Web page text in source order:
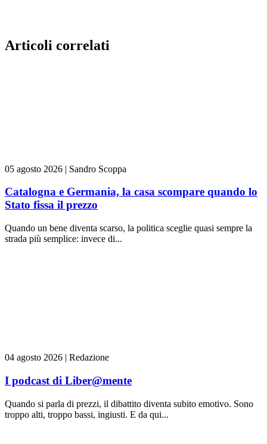
Articoli correlati
05 agosto 2026 | Sandro Scoppa
Catalogna e Germania, la casa scompare quando lo
Stato fissa il prezzo
Quando un bene diventa scarso, la politica sceglie quasi sempre la
strada più semplice: invece di...
04 agosto 2026 | Redazione
I podcast di Liber@mente
Quando si parla di prezzi, il dibattito diventa subito emotivo. Sono
troppo alti, troppo bassi, ingiusti. E da qui...